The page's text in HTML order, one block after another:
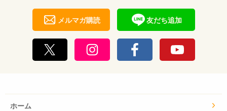
メルマガ購読 友だち追加
ホーム